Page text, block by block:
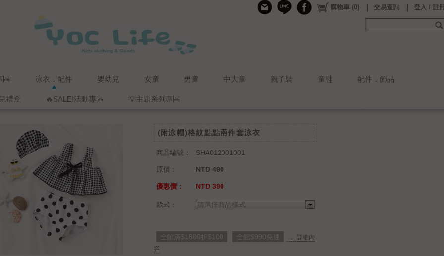
區 泳衣．配件 嬰幼兒 女童 男童 中大童 親子裝 童鞋 配件．飾品
禮盒 🔥SALE!活動專區 💡主題系列專區
購物車 (0) 交易查詢 登入 / 註
(附泳帽)格紋點點兩件套泳衣
商品編號： SHA012001001
原價： NTD 490
優惠價： NTD 390
款式： 請選擇商品樣式
全館滿$1800折$100 全館$990免運
. . . 詳細內
容